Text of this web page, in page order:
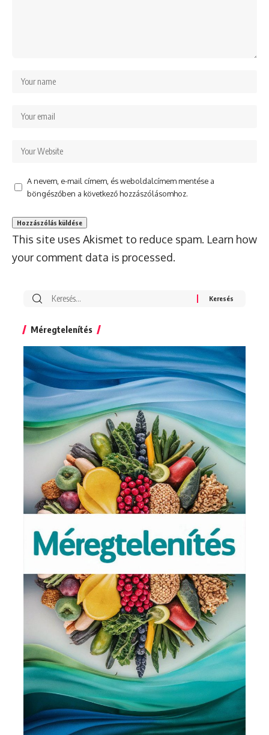
A nevem, e-mail címem, és weboldalcímem mentése a
böngészőben a következő hozzászólásomhoz.
This site uses Akismet to reduce spam. Learn how
your comment data is processed.
Search
Méregtelenítés